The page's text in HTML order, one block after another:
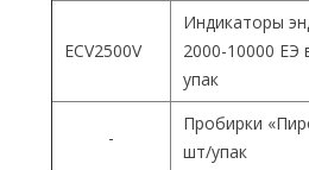
ECV2500V
Индикаторы
2000-10000 ЕЭ
упак
-
Пробирки
шт/упак